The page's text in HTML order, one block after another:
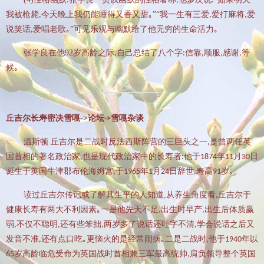
MTV歌曲
其他
关于拐翁
归档
链接
留言
返回旧版
历史留言
留言本
Yaner's blog
我被枪毙,今天晚上我仍能睡得又香又甜｡”“我一生有三爱,爱打麻将,爱
说笑话,爱唱老歌｡”可见乐观与幽默给了他无穷的生命活力｡
张学良在他92岁高龄之际,自己总结了八个字:信靠,顺服,感谢,等
候｡
丘吉尔长寿密决雪嘎->论坛->雪嘎杂谈
温斯顿 丘吉尔是二战时反法西斯阵营的三巨头之一,是曾两任英
国首相的著名政治家,也是现代政治家中的长寿者:他于1874年11月 30日
诞生于英国牛津郡布伦海姆宫,于1965年1月 24日辞世,寿高91岁｡
读过丘吉尔传记或了解其生平的人知道 从养生角度看, 丘吉尔于
健康长寿有两大不利因素｡一是他先天不足 ,出生时早产,出生后体质赢
弱,不仅不聪明 ,还有些笨拙,两岁多了说话还吐字不清,学会说话之后又
发音不准,还有点口吃｡更恼火的是经常闹病｡二是二战时,他于1940年以
65岁高龄临危受命为英国战时首相兼三军最高统帅, 肩负领导整个英国